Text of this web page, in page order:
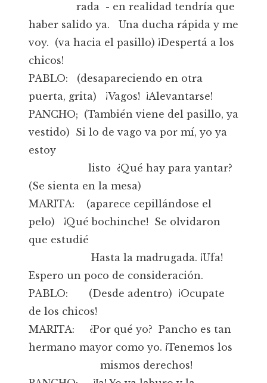
rada - en realidad tendría que
haber salido ya. Una ducha rápida y me
voy. (va hacia el pasillo) ¡Despertá a los
chicos!
PABLO: (desapareciendo en otra
puerta, grita) ¡Vagos! ¡Alevantarse!
PANCHO; (También viene del pasillo, ya
vestido) Si lo de vago va por mí, yo ya
estoy
listo ¿Qué hay para yantar?
(Se sienta en la mesa)
MARITA: (aparece cepillándose el
pelo) ¡Qué bochinche! Se olvidaron
que estudié
Hasta la madrugada. ¡Ufa!
Espero un poco de consideración.
PABLO: (Desde adentro) ¡Ocupate
de los chicos!
MARITA: ¿Por qué yo? Pancho es tan
hermano mayor como yo. ¡Tenemos los
mismos derechos!